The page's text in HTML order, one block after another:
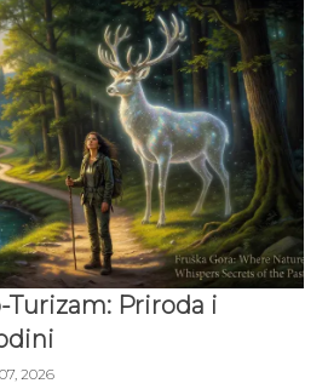
Turizam: Priroda i
2026